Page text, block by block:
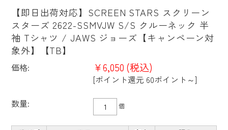
【即日出荷対応】SCREEN STARS スクリーン
スターズ 2622-SSMVJW S/S クルーネック 半
袖 Tシャツ / JAWS ジョーズ【キャンペーン対
象外】【TB】
価格: ¥6,050 (税込)
[ポイント還元 60ポイント～]
数量:
個